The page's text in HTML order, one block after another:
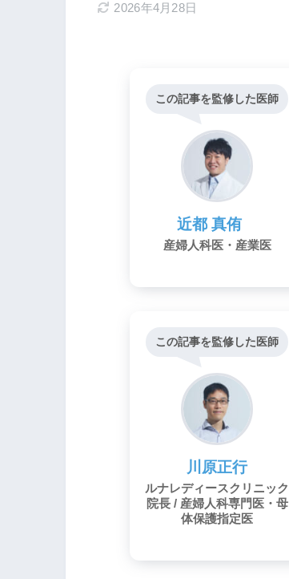
2026年4月28日
この記事を監修した医師
近都 真侑
産婦人科医・産業医
この記事を監修した医師
川原正行
ルナレディースクリニック
院長 / 産婦人科専門医・母
体保護指定医